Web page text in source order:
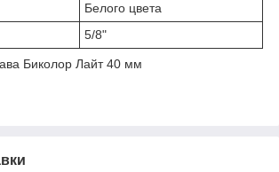
Белого цвета
5/8"
Биколор Лайт 40 мм